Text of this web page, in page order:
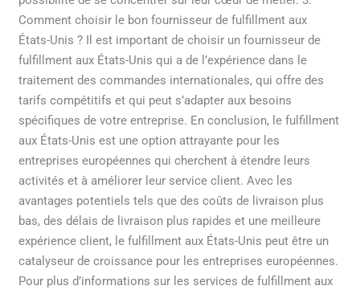
Comment choisir le bon fournisseur de fulfillment aux
États-Unis ? Il est important de choisir un fournisseur de
fulfillment aux États-Unis qui a de l’expérience dans le
traitement des commandes internationales, qui offre des
tarifs compétitifs et qui peut s’adapter aux besoins
spécifiques de votre entreprise. En conclusion, le fulfillment
aux États-Unis est une option attrayante pour les
entreprises européennes qui cherchent à étendre leurs
activités et à améliorer leur service client. Avec les
avantages potentiels tels que des coûts de livraison plus
bas, des délais de livraison plus rapides et une meilleure
expérience client, le fulfillment aux États-Unis peut être un
catalyseur de croissance pour les entreprises européennes.
Pour plus d’informations sur les services de fulfillment aux